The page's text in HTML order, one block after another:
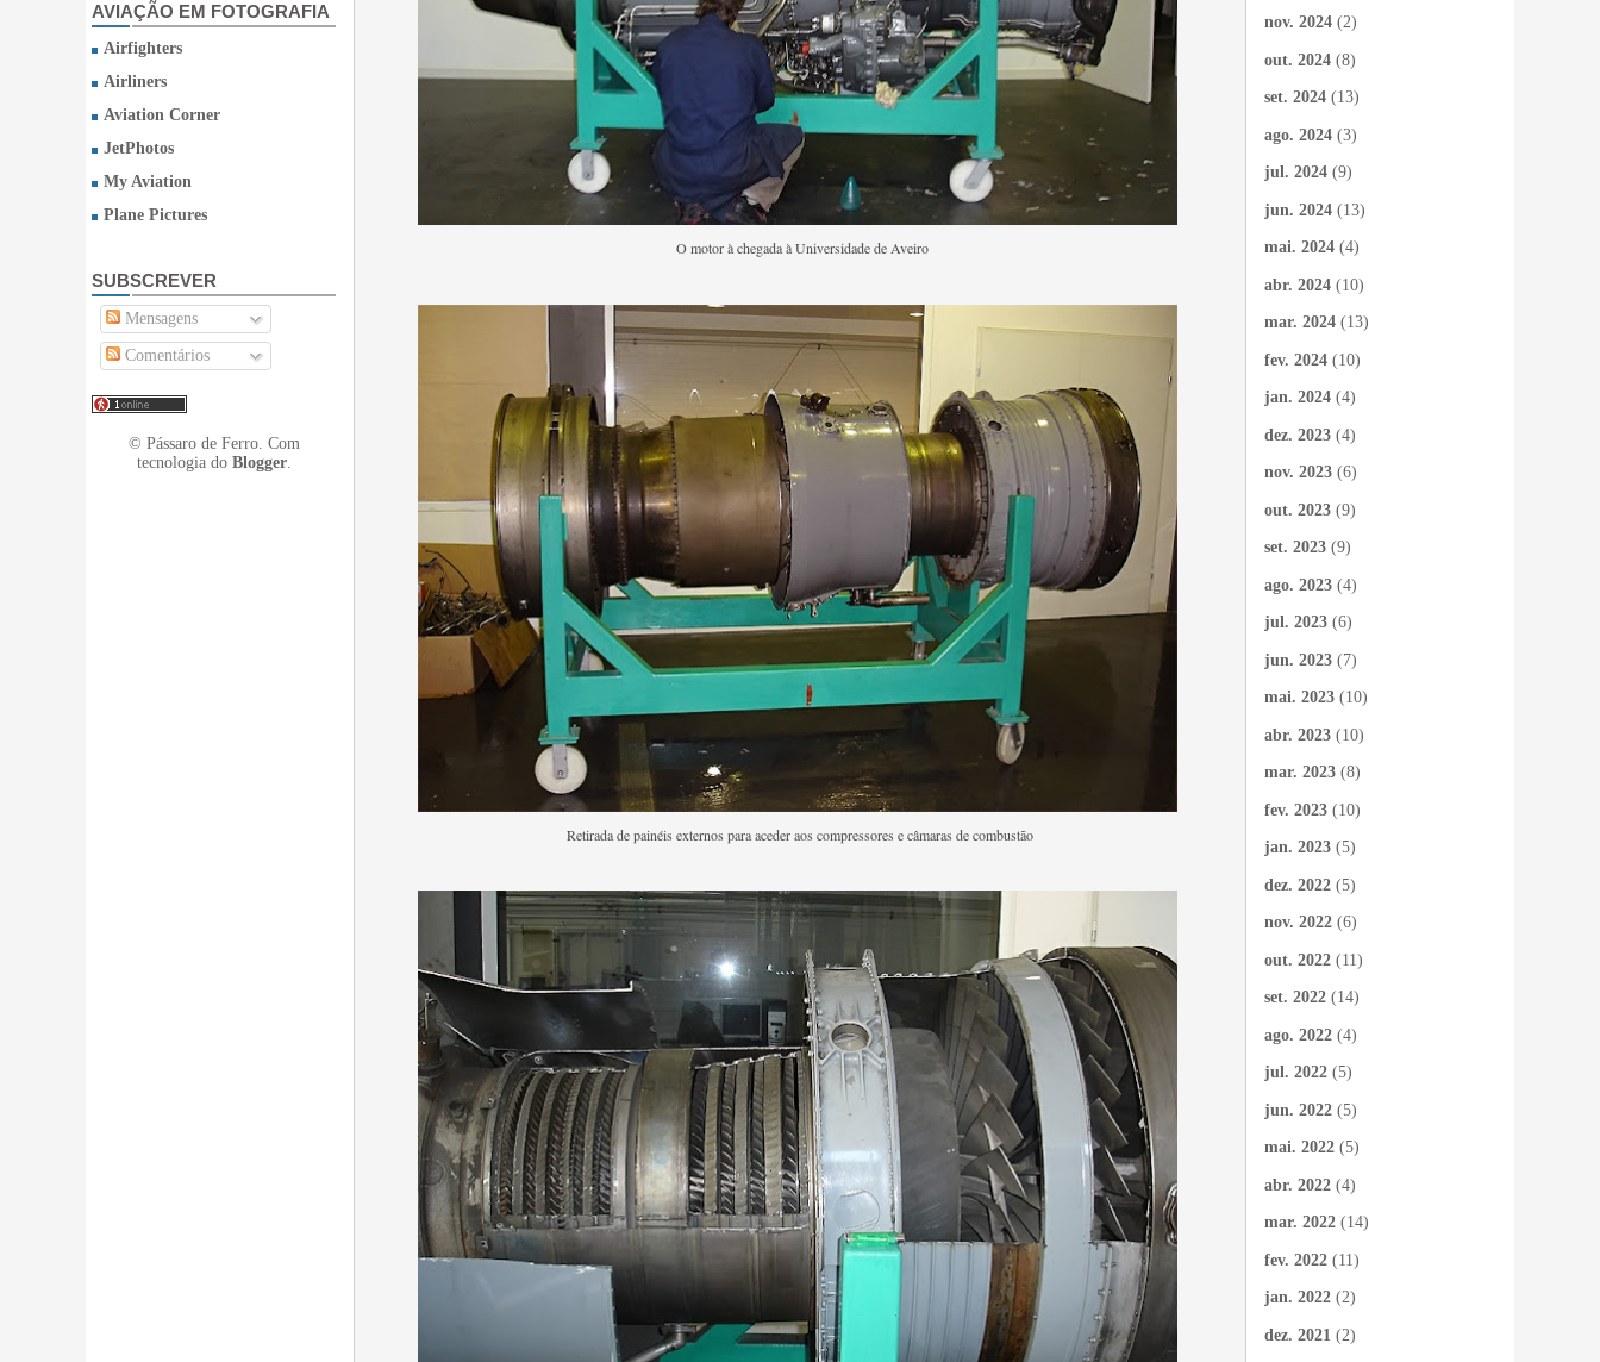
AVIAÇÃO EM FOTOGRAFIA
Airfighters
Airliners
Aviation Corner
JetPhotos
My Aviation
Plane Pictures
SUBSCREVER
Mensagens
Comentários
© Pássaro de Ferro. Com
tecnologia do Blogger.
O motor à chegada à Universidade de Aveiro
Retirada de painéis externos para aceder aos compressores e câmaras de combustão
nov. 2024 (2)
out. 2024 (8)
set. 2024 (13)
ago. 2024 (3)
jul. 2024 (9)
jun. 2024 (13)
mai. 2024 (4)
abr. 2024 (10)
mar. 2024 (13)
fev. 2024 (10)
jan. 2024 (4)
dez. 2023 (4)
nov. 2023 (6)
out. 2023 (9)
set. 2023 (9)
ago. 2023 (4)
jul. 2023 (6)
jun. 2023 (7)
mai. 2023 (10)
abr. 2023 (10)
mar. 2023 (8)
fev. 2023 (10)
jan. 2023 (5)
dez. 2022 (5)
nov. 2022 (6)
out. 2022 (11)
set. 2022 (14)
ago. 2022 (4)
jul. 2022 (5)
jun. 2022 (5)
mai. 2022 (5)
abr. 2022 (4)
mar. 2022 (14)
fev. 2022 (11)
jan. 2022 (2)
dez. 2021 (2)